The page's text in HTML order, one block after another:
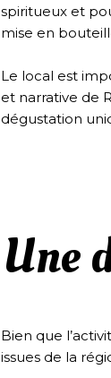
spiritueux et
mise en
Le local est
et narrative de
dégustation
Une
Bien que
issues de la